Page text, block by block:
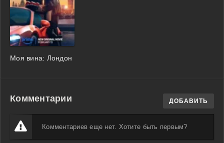
Моя вина: Лондон
Комментарии ДОБАВИТЬ
Комментариев еще нет. Хотите быть первым?